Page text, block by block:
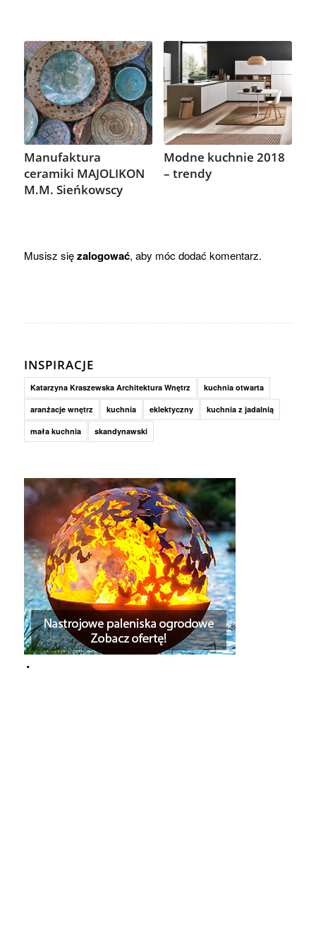
Manufaktura
ceramiki MAJOLIKON
M.M. Sieńkowscy
Modne kuchnie 2018
– trendy
Musisz sięzalogować, aby móc dodać komentarz.
INSPIRACJE
Katarzyna Kraszewska Architektura Wnętrz kuchnia otwarta
aranżacje wnętrz kuchnia eklektyczny kuchnia z jadalnią
mała kuchnia skandynawski